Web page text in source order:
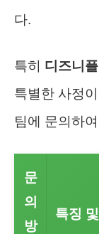
다.
특히 디즈니
특별한 사정
팀에 문의하
문
의
방
특징